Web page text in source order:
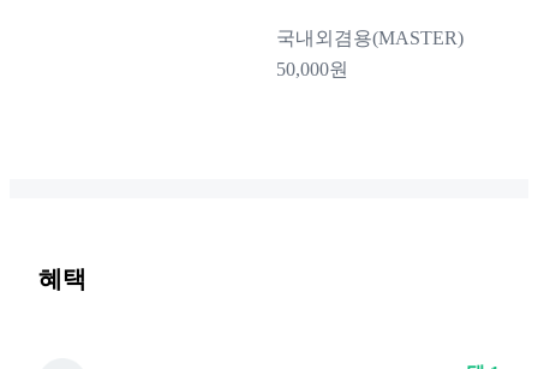
국내외겸용(MASTER)
50,000원
혜택